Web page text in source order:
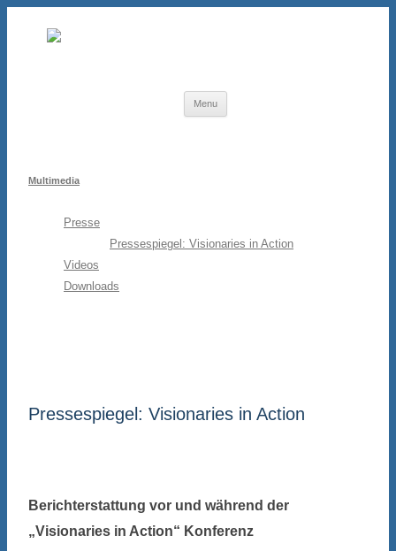
Menu
Multimedia
Presse
Pressespiegel: Visionaries in Action
Videos
Downloads
Pressespiegel: Visionaries in Action
Berichterstattung vor und während der
„Visionaries in Action“ Konferenz